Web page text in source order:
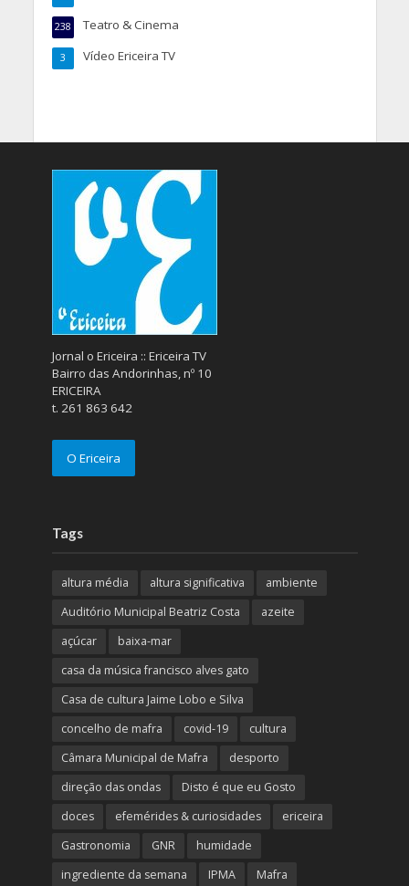
Teatro & Cinema
238
Vídeo Ericeira TV
3
Jornal o Ericeira :: Ericeira TV
Bairro das Andorinhas, nº 10
ERICEIRA
t. 261 863 642
O Ericeira
Tags
altura média altura significativa
ambiente
Auditório Municipal Beatriz Costa
azeite
açúcar
baixa-mar
casa da música francisco alves gato
Casa de cultura Jaime Lobo e Silva
concelho de mafra
covid-19
cultura
Câmara Municipal de Mafra
desporto
direção das ondas
Disto é que eu Gosto
doces
efemérides & curiosidades
ericeira
Gastronomia
GNR
humidade
ingrediente da semana
IPMA Mafra